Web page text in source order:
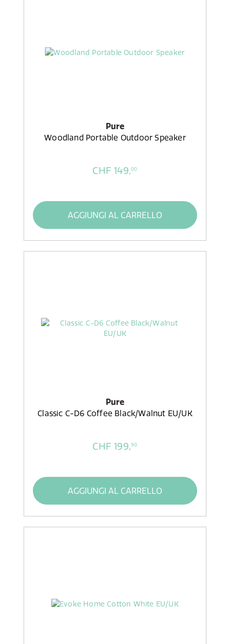
Pure
Woodland Portable Outdoor Speaker
CHF 149,00
AGGIUNGI AL CARRELLO
Pure
Classic C-D6 Coffee Black/Walnut EU/UK
CHF 199,90
AGGIUNGI AL CARRELLO